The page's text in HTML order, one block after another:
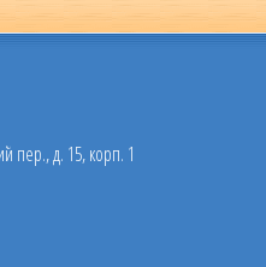
пер., д. 15, корп. 1